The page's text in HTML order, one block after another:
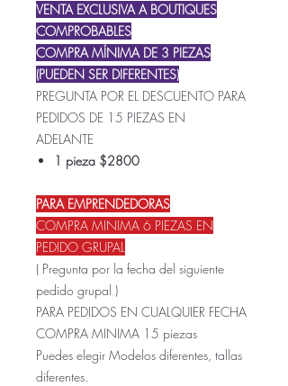
VENTA EXCLUSIVA A BOUTIQUES
COMPROBABLES
COMPRA MÍNIMA DE 3 PIEZAS
(PUEDEN SER DIFERENTES)
PREGUNTA POR EL DESCUENTO PARA
PEDIDOS DE 15 PIEZAS EN
ADELANTE
1 pieza $2800
PARA EMPRENDEDORAS
COMPRA MINIMA 6 PIEZAS EN
PEDIDO GRUPAL
( Pregunta por la fecha del siguiente
pedido grupal )
PARA PEDIDOS EN CUALQUIER FECHA
COMPRA MINIMA 15 piezas
Puedes elegir Modelos diferentes, tallas
diferentes.